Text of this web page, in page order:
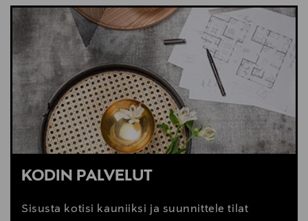
KATSO SISUSTUSVINKIT
KODIN PALVELUT
Sisusta kotisi kauniiksi ja suunnittele tilat